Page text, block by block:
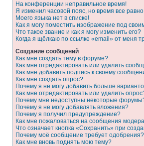
На конференции неправильное время!
Я изменил часовой пояс, но время все
Моего языка нет в списке!
Как я могу поместить изображение под
Что такое звание и как я могу изменить его?
Когда я щёлкаю по ссылке «email» от меня
Создание сообщений
Как мне создать тему в форуме?
Как мне отредактировать или удалить
Как мне добавить подпись к своему
Как мне создать опрос?
Почему я не могу добавить больше
Как мне отредактировать или удалить
Почему мне недоступны некоторые
Почему я не могу добавлять вложения?
Почему я получил предупреждение?
Как мне пожаловаться на сообщения
Что означает кнопка «Сохранить» при
Почему моё сообщение требует одобрения?
Как мне вновь поднять мою тему?